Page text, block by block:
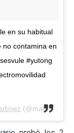
en su habitual
no contamina en
#yutong
(@mauri_martinez96) el